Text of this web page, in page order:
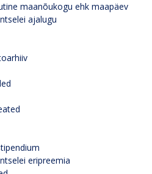
maanõukogu ehk maapäev
ajalugu
eripreemia